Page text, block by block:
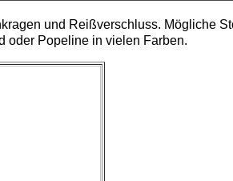
und Reißverschluss. Mögliche
oder Popeline in vielen Farben.